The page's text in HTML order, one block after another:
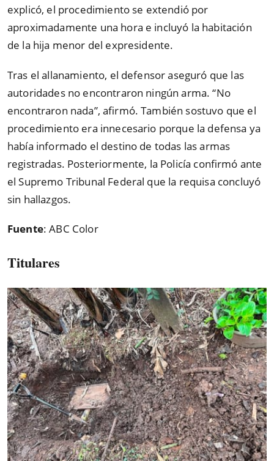
explicó, el procedimiento se extendió por
aproximadamente una hora e incluyó la habitación
de la hija menor del expresidente.
Tras el allanamiento, el defensor aseguró que las
autoridades no encontraron ningún arma.“No
encontraron nada”, afirmó. También sostuvo que el
procedimiento era innecesario porque la defensa ya
había informado el destino de todas las armas
registradas. Posteriormente, la Policía confirmó ante
el Supremo Tribunal Federal que la requisa concluyó
sin hallazgos.
Fuente: ABC Color
Titulares